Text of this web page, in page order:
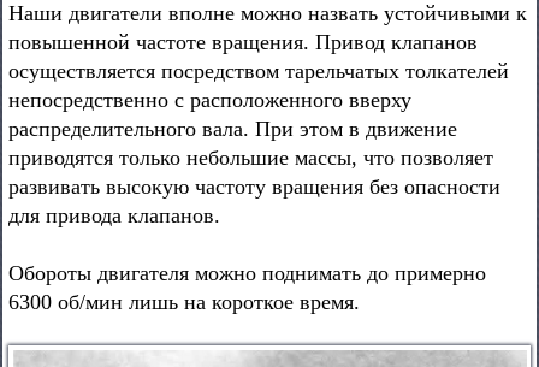
Наши двигатели вполне можно назвать устойчивыми к
повышенной частоте вращения. Привод клапанов
осуществляется посредством тарельчатых толкателей
непосредственно с расположенного вверху
распределительного вала. При этом в движение
приводятся только небольшие массы, что позволяет
развивать высокую частоту вращения без опасности
для привода клапанов.
Обороты двигателя можно поднимать до примерно
6300 об/мин лишь на короткое время.